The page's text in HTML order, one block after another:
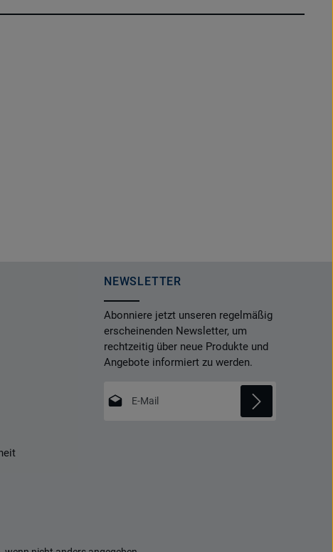
NEWSLETTER
Abonniere jetzt unseren regelmäßig
erscheinenden Newsletter, um
rechtzeitig über neue Produkte und
Angebote informiert zu werden.